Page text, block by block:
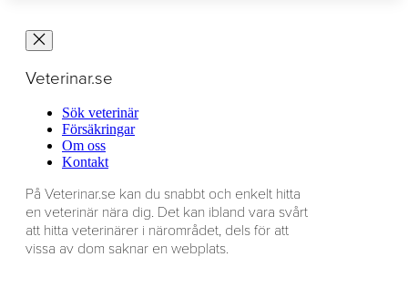
Veterinar.se
Sök veterinär
Försäkringar
Om oss
Kontakt
På Veterinar.se kan du snabbt och enkelt hitta
en veterinär nära dig. Det kan ibland vara svårt
att hitta veterinärer i närområdet, dels för att
vissa av dom saknar en webplats.